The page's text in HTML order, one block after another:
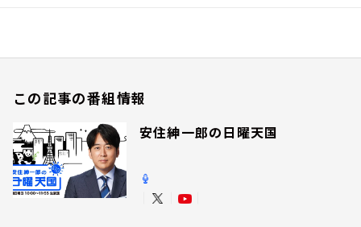
この記事の番組情報
安住紳一郎の日曜天国